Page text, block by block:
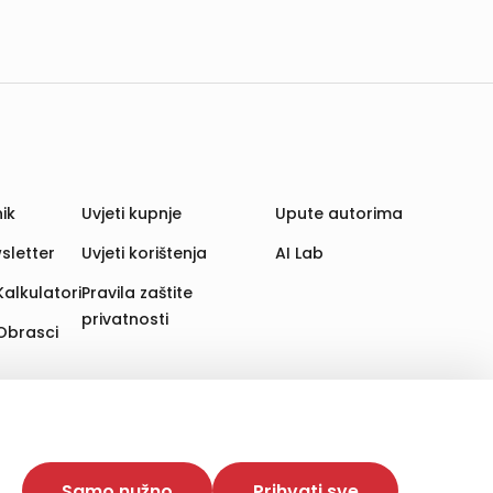
Time poboljšavamo korisničko iskustvo,
web stranica i uređaja u tu svrhu. Naši partneri
Uvjeti kupnje
Uvjeti korištenja
Pravila zaštite
privatnosti
Upute autorima
AI Lab